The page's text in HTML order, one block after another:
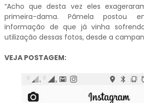
“Acho que desta vez eles
primeira-dama. Pâmela postou
informação de que já vinha
utilização dessas fotos, desde a
VEJA POSTAGEM: